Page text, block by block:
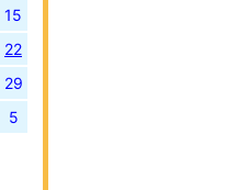
15
22
29
5